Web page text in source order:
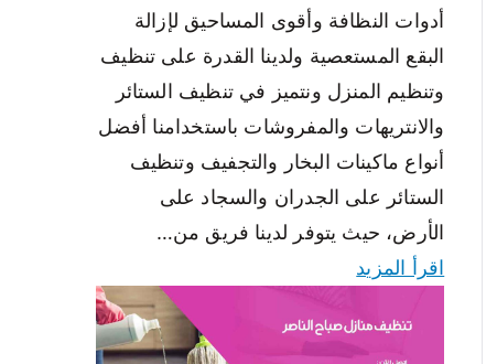
أدوات النظافة وأقوى المساحيق لإزالة
البقع المستعصية ولدينا القدرة على تنظيف
وتنظيم المنزل ونتميز في تنظيف الستائر
والانتريهات والمفروشات باستخدامنا أفضل
أنواع ماكينات البخار والتجفيف وتنظيف
الستائر على الجدران والسجاد على
الأرض، حيث يتوفر لدينا فريق من…
اقرأ المزيد